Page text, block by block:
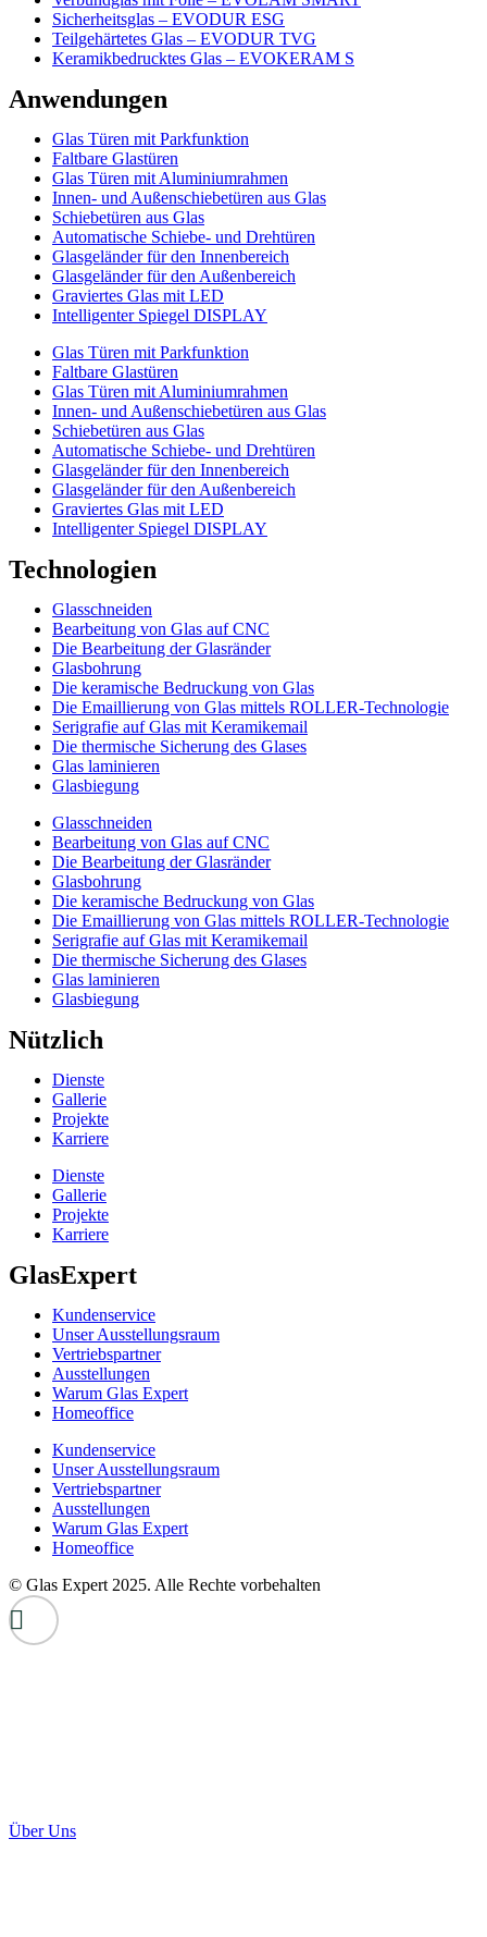
Sicherheitsglas – EVODUR ESG
Teilgehärtetes Glas – EVODUR TVG
Keramikbedrucktes Glas – EVOKERAM S
Anwendungen
Glas Türen mit Parkfunktion
Faltbare Glastüren
Glas Türen mit Aluminiumrahmen
Innen- und Außenschiebetüren aus Glas
Schiebetüren aus Glas
Automatische Schiebe- und Drehtüren
Glasgeländer für den Innenbereich
Glasgeländer für den Außenbereich
Graviertes Glas mit LED
Intelligenter Spiegel DISPLAY
Glas Türen mit Parkfunktion
Faltbare Glastüren
Glas Türen mit Aluminiumrahmen
Innen- und Außenschiebetüren aus Glas
Schiebetüren aus Glas
Automatische Schiebe- und Drehtüren
Glasgeländer für den Innenbereich
Glasgeländer für den Außenbereich
Graviertes Glas mit LED
Intelligenter Spiegel DISPLAY
Technologien
Glasschneiden
Bearbeitung von Glas auf CNC
Die Bearbeitung der Glasränder
Glasbohrung
Die keramische Bedruckung von Glas
Die Emaillierung von Glas mittels ROLLER-Technologie
Serigrafie auf Glas mit Keramikemail
Die thermische Sicherung des Glases
Glas laminieren
Glasbiegung
Glasschneiden
Bearbeitung von Glas auf CNC
Die Bearbeitung der Glasränder
Glasbohrung
Die keramische Bedruckung von Glas
Die Emaillierung von Glas mittels ROLLER-Technologie
Serigrafie auf Glas mit Keramikemail
Die thermische Sicherung des Glases
Glas laminieren
Glasbiegung
Nützlich
Dienste
Gallerie
Projekte
Karriere
Dienste
Gallerie
Projekte
Karriere
GlasExpert
Kundenservice
Unser Ausstellungsraum
Vertriebspartner
Ausstellungen
Warum Glas Expert
Homeoffice
Kundenservice
Unser Ausstellungsraum
Vertriebspartner
Ausstellungen
Warum Glas Expert
Homeoffice
© Glas Expert 2025. Alle Rechte vorbehalten
Über Uns